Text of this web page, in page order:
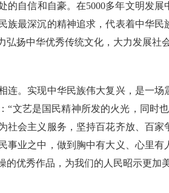
的自信和自豪。在5000多年文明发
族最深沉的精神追求，代表着中华
弘扬中华优秀传统文化，大力发展社
。实现中华民族伟大复兴，是一场
“文艺是国民精神所发的火光，同时
社会主义服务，坚持百花齐放、百
事业之中，做到胸中有大义、心里
优秀作品，为我们的人民昭示更加